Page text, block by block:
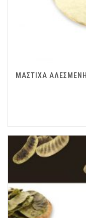
ΜΑΣΤΙΧΑ ΑΛΕΣΜΕΝΗ